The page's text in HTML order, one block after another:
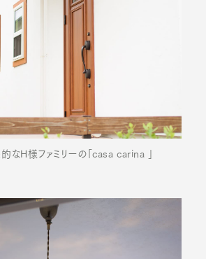
H様ファミリーの「casa carina 」